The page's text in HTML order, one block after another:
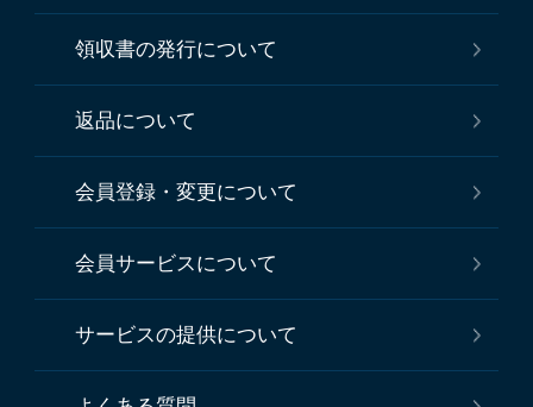
領収書の発行について
返品について
会員登録・変更について
会員サービスについて
サービスの提供について